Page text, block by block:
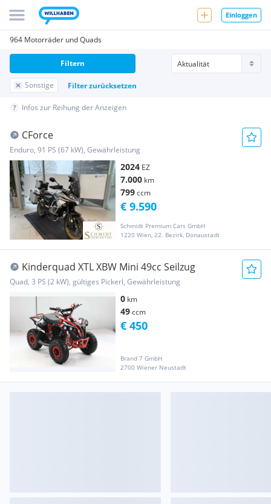
Einloggen
964 Motorräder und Quads
Sonstige Filter zurücksetzen
Filtern
Infos zur Reihung der Anzeigen
CForce
Enduro, 91 PS (67 kW), Gewährleistung
2024 EZ
7.000 km
799ccm
Schmidt Premium Cars GmbH
1220 Wien, 22. Bezirk, Donaustadt
€ 9.590
Kinderquad XTL XBW Mini 49cc Seilzug
Quad, 3 PS (2 kW), gültiges Pickerl, Gewährleistung
0 km
49ccm
Brand 7 GmbH
2700 Wiener Neustadt
€ 450